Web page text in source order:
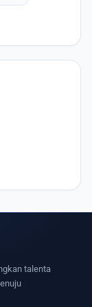
talenta